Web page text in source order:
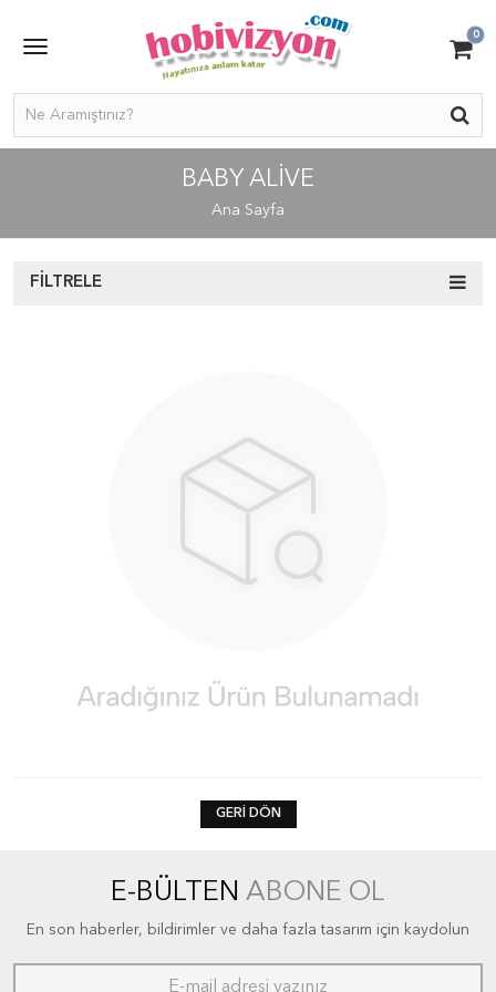
0
BABY ALIVE
Ana Sayfa
FILTRELE
GERI DÖN
E-BÜLTEN ABONE OL
En son haberler, bildirimler ve daha fazla tasarım için kaydolun